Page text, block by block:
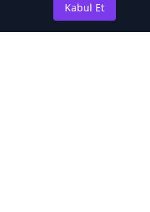
Kabul Et